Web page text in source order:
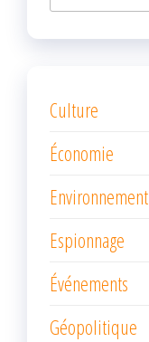
Culture
Économie
Environnement
Espionnage
Événements
Géopolitique